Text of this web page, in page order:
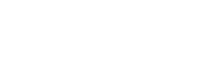
Gli astri